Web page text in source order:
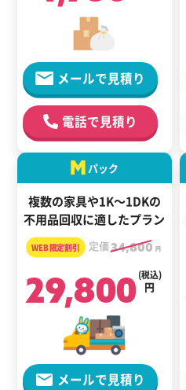
メールで見積り
電話で見積り
M パック
複数の家具や1K～1DKの
不用品回収に適したプラン
定価34,800 円
29,800 円
(税込)
メールで見積り